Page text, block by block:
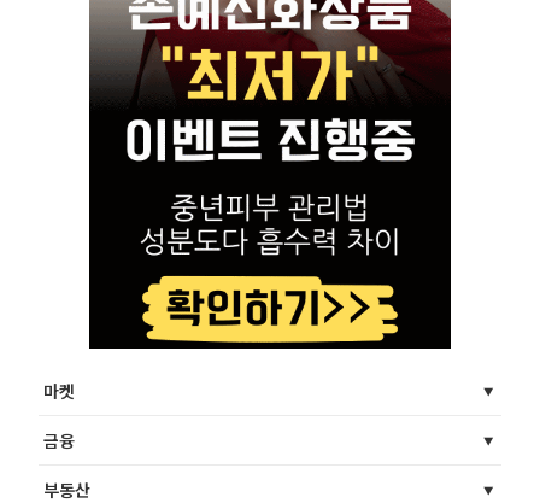
마켓
금융
부동산